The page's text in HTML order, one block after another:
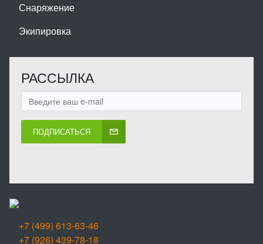
Снаряжение
Экипировка
РАССЫЛКА
ПОДПИСАТЬСЯ
+7 (499) 613-63-46
+7 (926) 439-78-18